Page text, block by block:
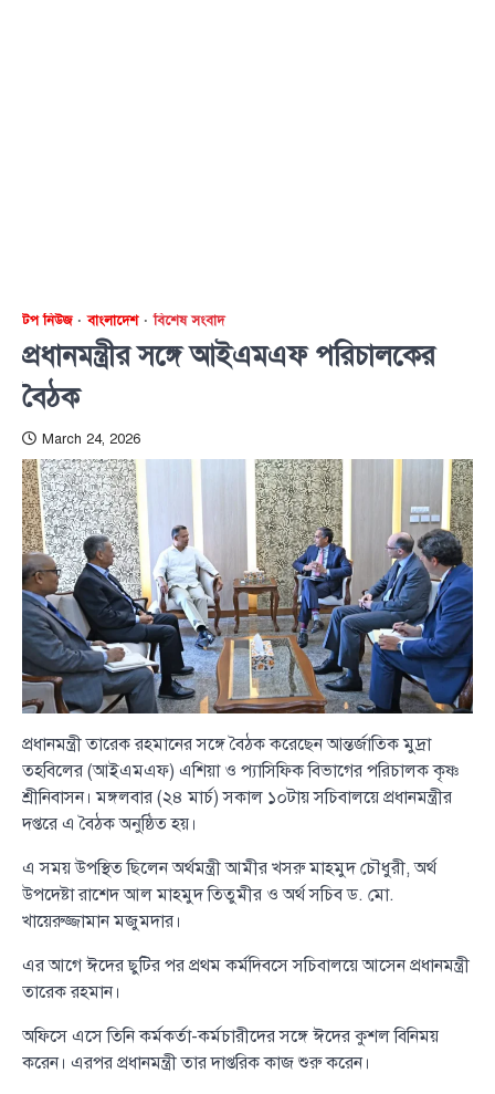
টপ নিউজ বাংলাদেশ বিশেষ সংবাদ
প্রধানমন্ত্রীর সঙ্গে আইএমএফ পরিচালকের
বৈঠক
March 24, 2026
প্রধানমন্ত্রী তারেক রহমানের সঙ্গে বৈঠক করেছেন আন্তর্জাতিক মুদ্রা
তহবিলের (আইএমএফ) এশিয়া ও প্যাসিফিক বিভাগের পরিচালক কৃষ্ণ
শ্রীনিবাসন। মঙ্গলবার (২৪ মার্চ) সকাল ১০টায় সচিবালয়ে প্রধানমন্ত্রীর
দপ্তরে এ বৈঠক অনুষ্ঠিত হয়।
এ সময় উপস্থিত ছিলেন অর্থমন্ত্রী আমীর খসরু মাহমুদ চৌধুরী, অর্থ
উপদেষ্টা রাশেদ আল মাহমুদ তিতুমীর ও অর্থ সচিব ড. মো.
খায়েরুজ্জামান মজুমদার।
এর আগে ঈদের ছুটির পর প্রথম কর্মদিবসে সচিবালয়ে আসেন প্রধানমন্ত্রী
তারেক রহমান।
অফিসে এসে তিনি কর্মকর্তা-কর্মচারীদের সঙ্গে ঈদের কুশল বিনিময়
করেন। এরপর প্রধানমন্ত্রী তার দাপ্তরিক কাজ শুরু করেন।